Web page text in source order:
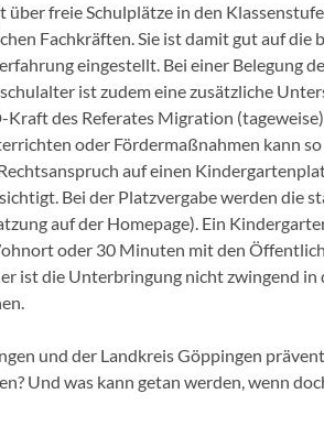
freie Schulplätze in den
Fachkräften. Sie ist damit gut auf die
eingestellt. Bei einer Belegung
ist zudem eine zusätzliche
des Referates Migration
oder Fördermaßnahmen kann
auf einen
Bei der Platzvergabe werden die
auf der Homepage). Ein
oder 30 Minuten mit den
ist die Unterbringung nicht zwingend in
und der Landkreis Göppingen
Und was kann getan werden, wenn